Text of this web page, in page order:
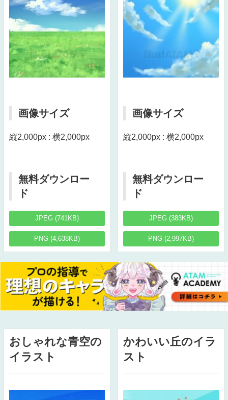
画像サイズ
縦2,000px : 横2,000px
無料ダウンロー
ド
JPEG (741KB)
PNG (4,638KB)
画像サイズ
縦2,000px : 横2,000px
無料ダウンロー
ド
JPEG (383KB)
PNG (2,997KB)
おしゃれな青空の
イラスト
かわいい丘のイラ
スト